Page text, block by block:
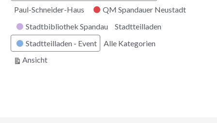
Paul-Schneider-Haus
QM Spandauer Neustadt
Stadtbibliothek Spandau
Stadtteilladen
Stadtteilladen - Event
Alle Kategorien
Ansichtausdrucken